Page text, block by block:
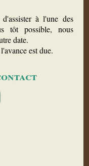
à l'une des
tôt possible, nous
date.
est due.